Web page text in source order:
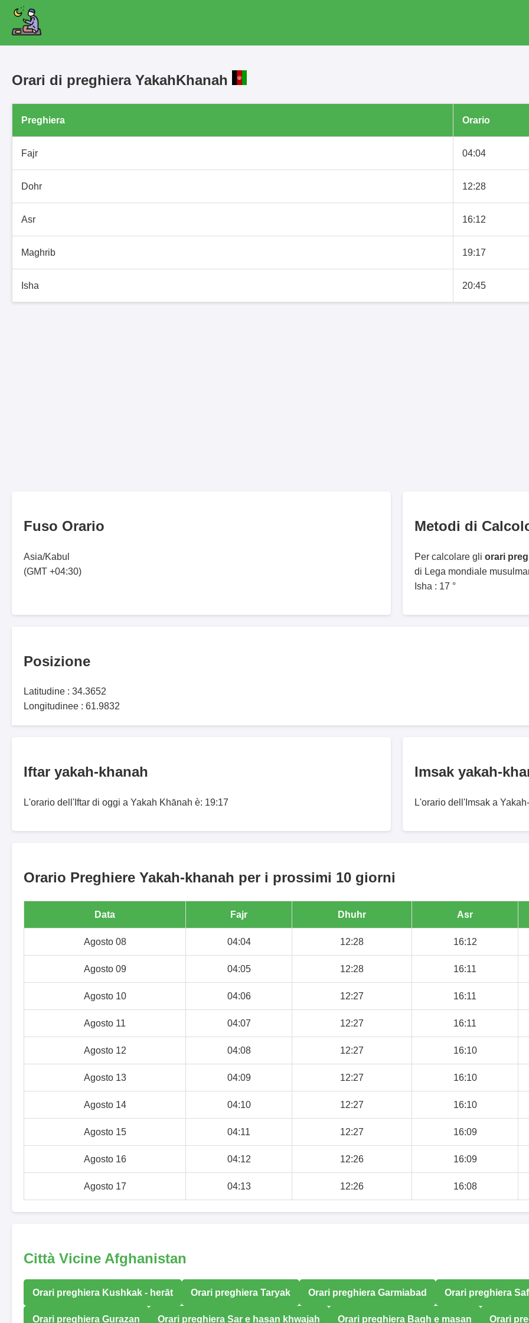
Orari di preghiera YakahKhanah
Preghiera Orario
Fajr 04:04
Dohr 12:28
Asr 16:12
Maghrib 19:17
Isha 20:45
Fuso Orario
Asia/Kabul
(GMT +04:30)
Metodi di
Per calcolare gli orari
di Lega mondiale
Isha : 17 °
Posizione
Latitudine : 34.3652
Longitudinee : 61.9832
Iftar yakah-khanah
L'orario dell'Iftar di oggi a Yakah Khānah è: 19:17
Imsak yakah-
L'orario dell'Imsak a
Orario Preghiere Yakah-khanah per i prossimi 10 giorni
Data Fajr Dhuhr Asr
Agosto 08 04:04 12:28 16:12
Agosto 09 04:05 12:28 16:11
Agosto 10 04:06 12:27 16:11
Agosto 11 04:07 12:27 16:11
Agosto 12 04:08 12:27 16:10
Agosto 13 04:09 12:27 16:10
Agosto 14 04:10 12:27 16:10
Agosto 15 04:11 12:27 16:09
Agosto 16 04:12 12:26 16:09
Agosto 17 04:13 12:26 16:08
Città Vicine Afghanistan
Orari preghiera Kushkak - herāt Orari preghiera Taryak Orari preghiera Garmiabad Orari preghiera
Orari preghiera Gurazan Orari preghiera Sar e hasan khwajah Orari preghiera Bagh e masan Orari